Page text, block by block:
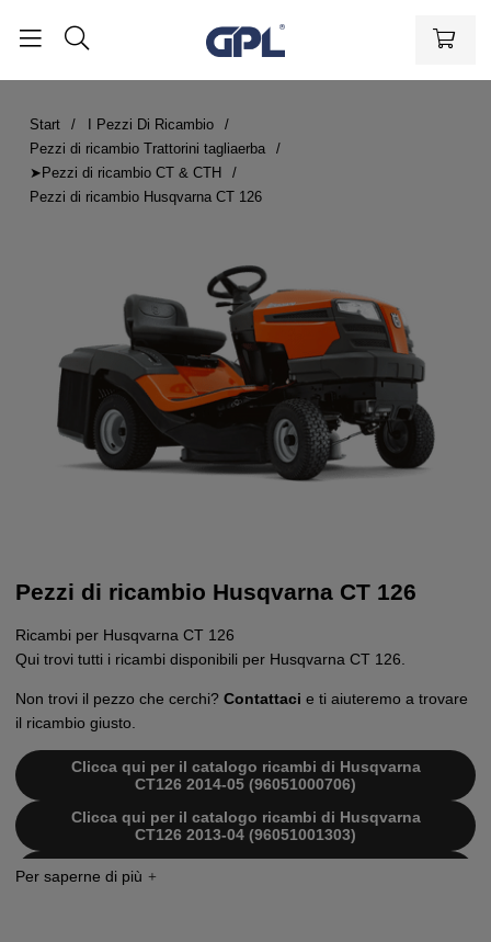
Start
I Pezzi Di Ricambio
Pezzi di ricambio Trattorini tagliaerba
➤Pezzi di ricambio CT & CTH
Pezzi di ricambio Husqvarna CT 126
Pezzi di ricambio Husqvarna CT 126
Ricambi per Husqvarna CT 126
Qui trovi tutti i ricambi disponibili per Husqvarna CT 126.
Non trovi il pezzo che cerchi? Contattaci e ti aiuteremo a trovare
il ricambio giusto.
Clicca qui per il catalogo ricambi di Husqvarna
CT126 2014-05 (96051000706)
Clicca qui per il catalogo ricambi di Husqvarna
CT126 2013-04 (96051001303)
Clicca qui per il catalogo ricambi di Husqvarna
CT126 2012-08 (96051000704)